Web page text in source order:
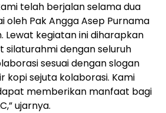
telah berjalan selama dua
oleh Pak Angga Asep Purnama
Lewat kegiatan ini diharapkan
dengan seluruh
sesuai dengan slogan
kopi sejuta kolaborasi. Kami
memberikan manfaat bagi
ujarnya.